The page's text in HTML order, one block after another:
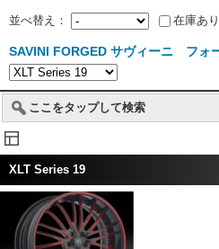
並べ替え： 在庫あ
SAVINI FORGED サヴィーニ フォ
ここをタップして検索
XLT Series 19